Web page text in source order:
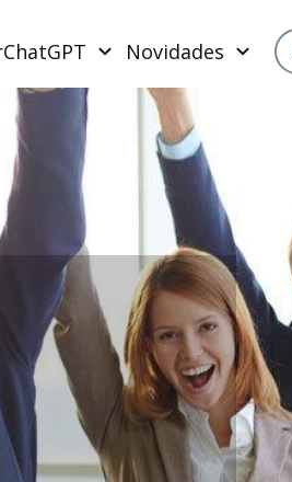
Novidades